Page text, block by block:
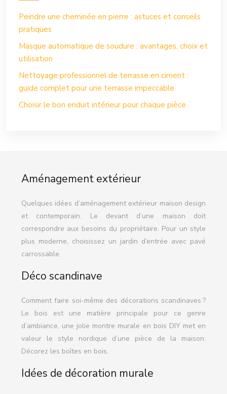
Peindre une cheminée en pierre : astuces et conseils
pratiques
Masque automatique de soudure : avantages, choix et
utilisation
Nettoyage professionnel de terrasse en ciment :
guide complet pour une terrasse impeccable
Choisir le bon enduit intérieur pour chaque pièce
Aménagement extérieur
Quelques idées d’aménagement extérieur maison design
et contemporain. Le devant d’une maison doit
correspondre aux besoins du propriétaire. Pour un style
plus moderne, choisissez un jardin d’entrée avec pavé
carrossable.
Déco scandinave
Comment faire soi-même des décorations scandinaves ?
Le bois est une matière principale pour ce genre
d’ambiance, une jolie montre murale en bois DIY met en
valeur le style nordique d’une pièce de la maison.
Décorez les boîtes en bois.
Idées de décoration murale